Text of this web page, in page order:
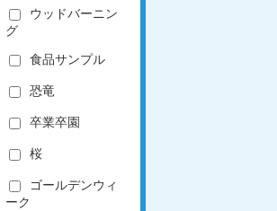
ウッドバーニン
グ
食品サンプル
恐竜
卒業卒園
桜
ゴールデンウィ
ーク